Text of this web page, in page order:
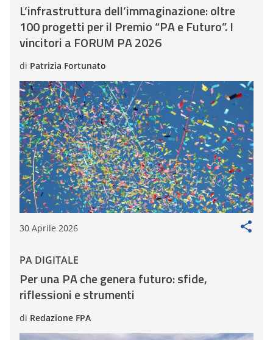
L’infrastruttura dell’immaginazione: oltre
100 progetti per il Premio “PA e Futuro”. I
vincitori a FORUM PA 2026
di Patrizia Fortunato
30 Aprile 2026
PA DIGITALE
Per una PA che genera futuro: sfide,
riflessioni e strumenti
di Redazione FPA